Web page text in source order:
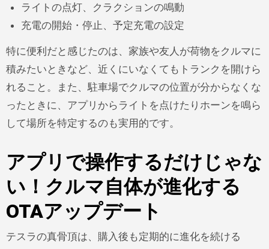
ライトの点灯、クラクションの鳴動
充電の開始・停止、予定充電の設定
特に便利だと感じたのは、家族や友人が荷物をクルマに
積みたいときなど、近くにいなくてもトランクを開けら
れること。また、駐車場でクルマの位置が分からなくな
ったときに、アプリからライトを点けたりホーンを鳴ら
して場所を特定するのも実用的です。
アプリで操作するだけじゃな
い！クルマ自体が進化する
OTAアップデート
テスラの真骨頂は、購入後も定期的に進化を続ける